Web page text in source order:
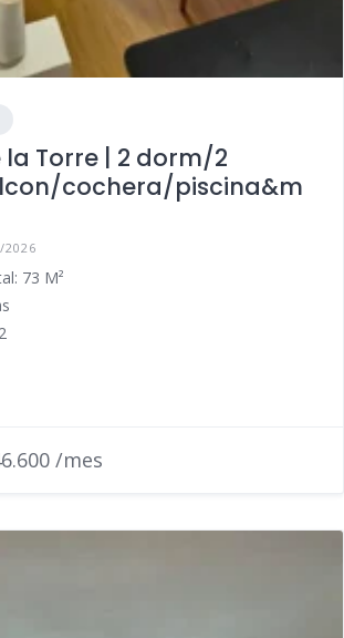
la Torre | 2 dorm/2
cochera/piscina&m
2026
73 M²
/mes